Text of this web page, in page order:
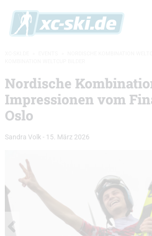
Nordische
Impressionen vom
Oslo
Sandra Volk- 15. März 2026